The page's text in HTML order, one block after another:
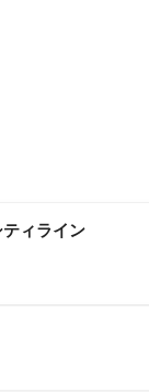
ィライン